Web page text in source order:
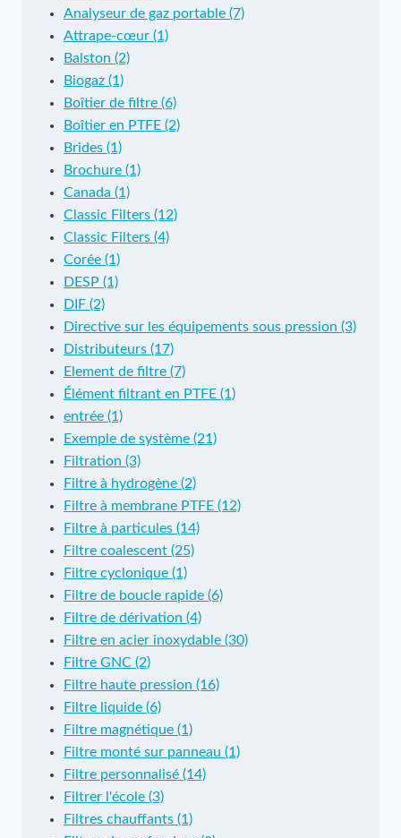
Analyseur de gaz portable (7)
Attrape-cœur (1)
Balston (2)
Biogaz (1)
Boîtier de filtre (6)
Boîtier en PTFE (2)
Brides (1)
Brochure (1)
Canada (1)
Classic Filters (12)
Classic Filters (4)
Corée (1)
DESP (1)
DIF (2)
Directive sur les équipements sous pression (3)
Distributeurs (17)
Element de filtre (7)
Élément filtrant en PTFE (1)
entrée (1)
Exemple de système (21)
Filtration (3)
Filtre à hydrogène (2)
Filtre à membrane PTFE (12)
Filtre à particules (14)
Filtre coalescent (25)
Filtre cyclonique (1)
Filtre de boucle rapide (6)
Filtre de dérivation (4)
Filtre en acier inoxydable (30)
Filtre GNC (2)
Filtre haute pression (16)
Filtre liquide (6)
Filtre magnétique (1)
Filtre monté sur panneau (1)
Filtre personnalisé (14)
Filtrer l'école (3)
Filtres chauffants (1)